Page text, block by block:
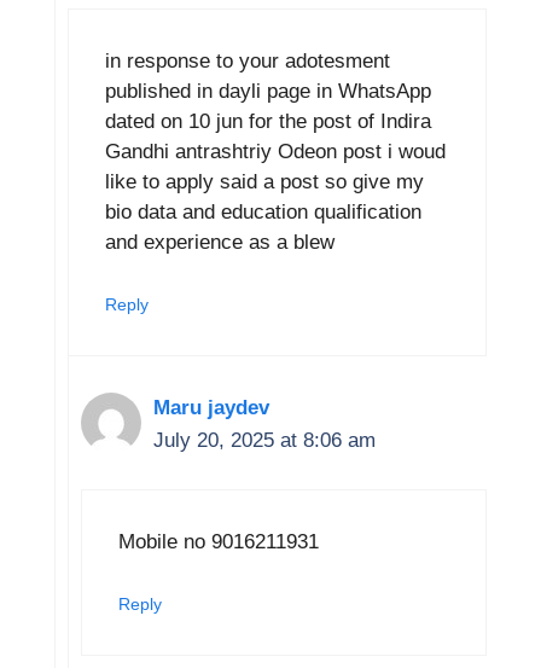
in response to your adotesment
published in dayli page in WhatsApp
dated on 10 jun for the post of Indira
Gandhi antrashtriy Odeon post i woud
like to apply said a post so give my
bio data and education qualification
and experience as a blew
Reply
Maru jaydev
July 20, 2025 at 8:06 am
Mobile no 9016211931
Reply